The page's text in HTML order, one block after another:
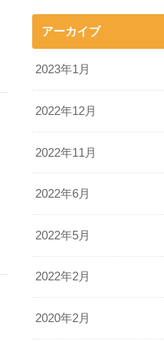
アーカイブ
2023年1月
2022年12月
2022年11月
2022年6月
2022年5月
2022年2月
2020年2月